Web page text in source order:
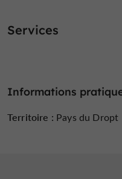
Services
Informations
Territoire : Pays du Dropt